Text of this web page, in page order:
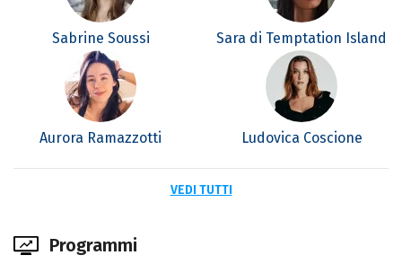
Sabrine Soussi Sara di Temptation Island
Aurora Ramazzotti Ludovica Coscione
VEDI TUTTI
Programmi